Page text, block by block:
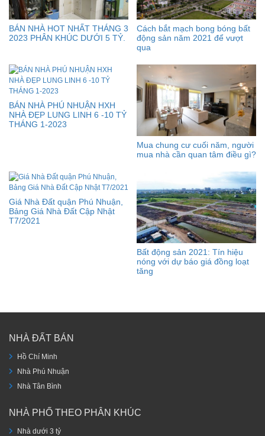
BÁN NHÀ HOT NHẤT THÁNG 3
2023 PHÂN KHÚC DƯỚI 5 TỶ.
Cách bắt mạch bong bóng bất
động sản năm 2021 để vượt
qua
BÁN NHÀ PHÚ NHUẬN HXH
NHÀ ĐẸP LUNG LINH 6 -10 TỶ
THÁNG 1-2023
Mua chung cư cuối năm, người
mua nhà cần quan tâm điều gì?
Giá Nhà Đất quận Phú Nhuận,
Bảng Giá Nhà Đất Cập Nhật
T7/2021
Bất động sản 2021: Tín hiệu
nóng với dự báo giá đồng loạt
tăng
NHÀ ĐẤT BÁN
Hồ Chí Minh
Nhà Phú Nhuận
Nhà Tân Bình
NHÀ PHỐ THEO PHÂN KHÚC
Nhà dưới 3 tỷ